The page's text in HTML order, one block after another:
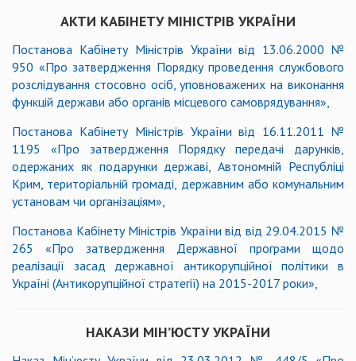
АКТИ КАБІНЕТУ МІНІСТРІВ УКРАЇНИ
Постанова Кабінету Міністрів України від 13.06.2000 №
950 «Про затвердження Порядку проведення службового
розслідування стосовно осіб, уповноважених на виконання
функцій держави або органів місцевого самоврядування»,
Постанова Кабінету Міністрів України від 16.11.2011 №
1195 «Про затвердження Порядку передачі дарунків,
одержаних як подарунки державі, Автономній Республіці
Крим, територіальній громаді, державним або комунальним
установам чи організаціям»,
Постанова Кабінету Міністрів України від від 29.04.2015 №
265 «Про затвердження Державної програми щодо
реалізації засад державної антикорупційної політики в
Україні (Антикорупційної стратегії) на 2015-2017 роки»,
НАКАЗИ МІН’ЮСТУ УКРАЇНИ